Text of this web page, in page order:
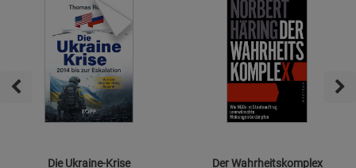
Die Ukraine-Krise Der Wahrheitskomplex